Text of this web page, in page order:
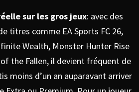
sur les gros jeux: avec des
titres comme EA Sports FC 26,
Wealth, Monster Hunter Rise
the Fallen, il devient fréquent de
moins d’un an auparavant arriver